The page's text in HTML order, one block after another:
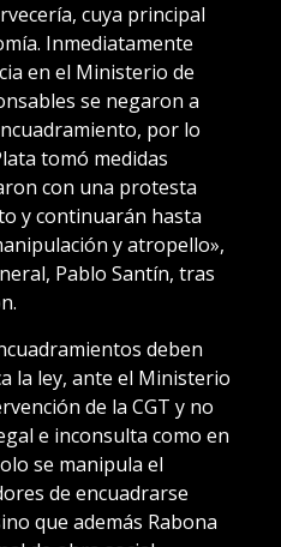
cuya principal
Inmediatamente
en el Ministerio de
se negaron a
por lo
tomó medidas
con una protesta
y continuarán hasta
y atropello»,
Pablo Santín, tras
deben
la ley, ante el Ministerio
de la CGT y no
e inconsulta como en
se manipula el
de encuadrarse
que además Rabona